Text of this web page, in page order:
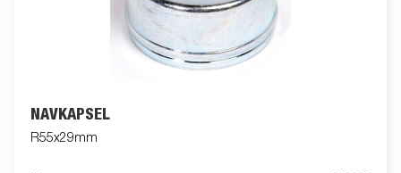
NAVKAPSEL
R55x29mm